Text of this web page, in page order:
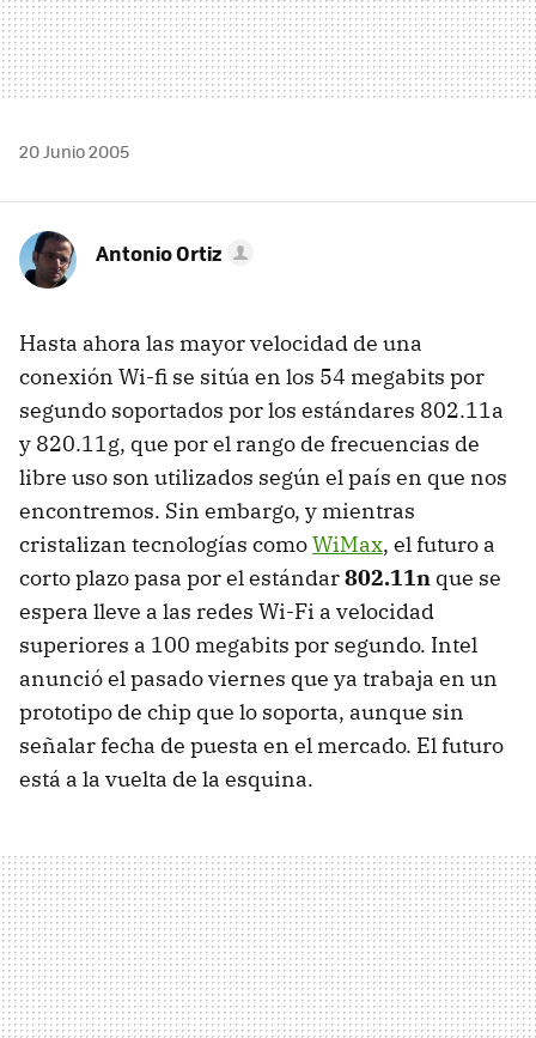
20 Junio 2005
Antonio Ortiz
Hasta ahora las mayor velocidad de una
conexión Wi-fi se sitúa en los 54 megabits por
segundo soportados por los estándares 802.11a
y 820.11g, que por el rango de frecuencias de
libre uso son utilizados según el país en que nos
encontremos. Sin embargo, y mientras
cristalizan tecnologías comoWiMax, el futuro a
corto plazo pasa por el estándar802.11n que se
espera lleve a las redes Wi-Fi a velocidad
superiores a 100 megabits por segundo. Intel
anunció el pasado viernes que ya trabaja en un
prototipo de chip que lo soporta, aunque sin
señalar fecha de puesta en el mercado. El futuro
está a la vuelta de la esquina.